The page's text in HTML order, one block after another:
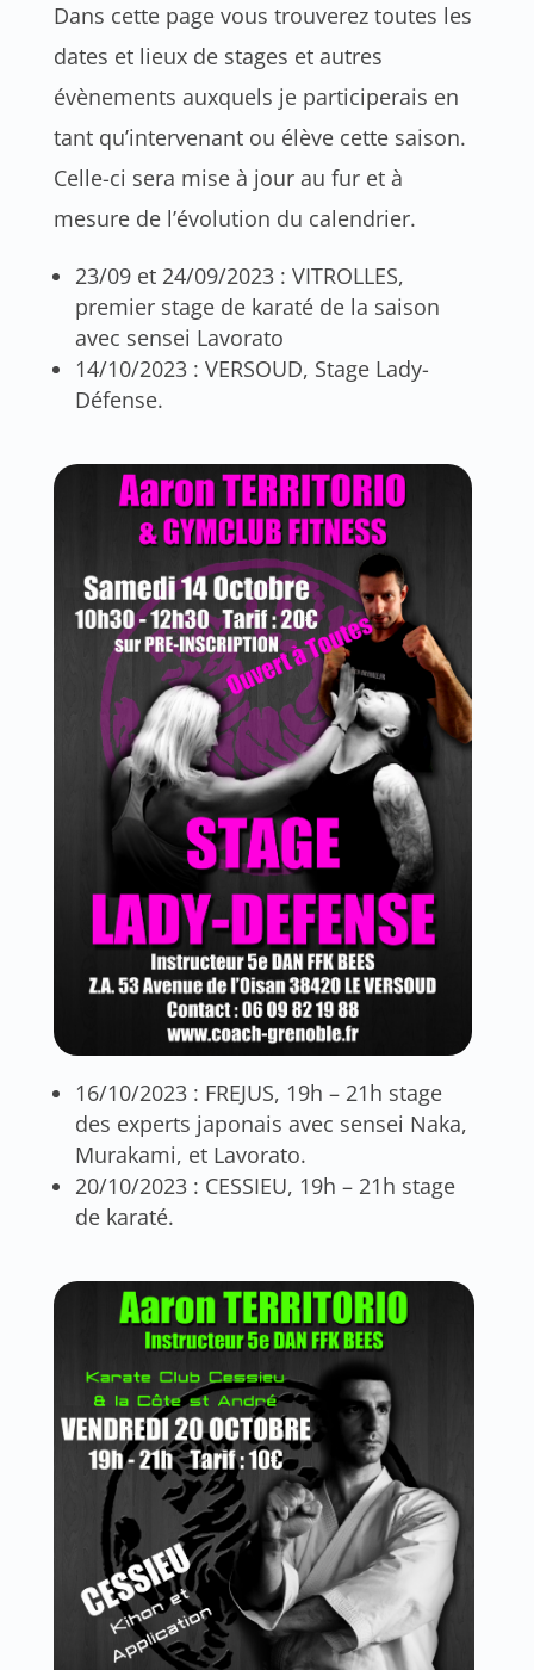
Dans cette page vous trouverez toutes les
dates et lieux de stages et autres
évènements auxquels je participerais en
tant qu’intervenant ou élève cette saison.
Celle-ci sera mise à jour au fur et à
mesure de l’évolution du calendrier.
23/09 et 24/09/2023 : VITROLLES,
premier stage de karaté de la saison
avec sensei Lavorato
14/10/2023 : VERSOUD, Stage Lady-
Défense.
16/10/2023 : FREJUS, 19h – 21h stage
des experts japonais avec sensei Naka,
Murakami, et Lavorato.
20/10/2023 : CESSIEU, 19h – 21h stage
de karaté.